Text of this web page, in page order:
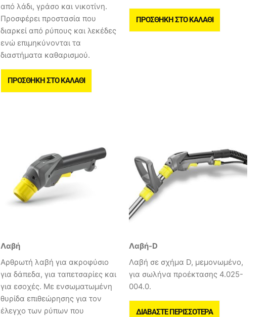
από λάδι, γράσο και νικοτίνη.
Προσφέρει προστασία που
διαρκεί από ρύπους και λεκέδες
ενώ επιμηκύνονται τα
διαστήματα καθαρισμού.
ΠΡΟΣΘΉΚΗ ΣΤΟ ΚΑΛΆΘΙ
ΠΡΟΣΘΉΚΗ ΣΤΟ ΚΑΛΆΘΙ
Λαβή
Αρθρωτή λαβή για ακροφύσιο
για δάπεδα, για ταπετσαρίες και
για εσοχές. Με ενσωματωμένη
θυρίδα επιθεώρησης για τον
έλεγχο των ρύπων που
Λαβή-D
Λαβή σε σχήμα D, μεμονωμένο,
για σωλήνα προέκτασης 4.025-
004.0.
ΔΙΑΒΆΣΤΕ ΠΕΡΙΣΣΌΤΕΡΑ